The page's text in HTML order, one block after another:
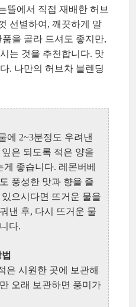
뜰에서 직접 재배한 허브
선별하여, 깨끗하게 말
을 골라 드셔도 좋지만,
는 것을 추천합니다. 맛
. 나만의 허브차 블렌딩
에 2~3분정도 우려낸
은 되도록 적은 양을
좋습니다. 레몬버베
풍성한 맛과 향을 즐
으시다면 뜨거운 물을
낸 후, 다시 뜨거운 물
다.
은 시원한 곳에 보관해
오래 보관하면 풍미가